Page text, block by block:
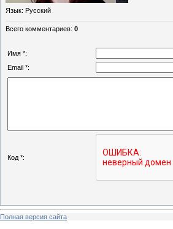
Язык: Русский
Всего комментариев: 0
Имя *:
Email *:
Код *:
Полная версия сайта